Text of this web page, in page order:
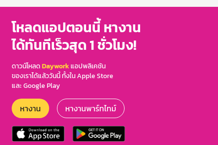
โหลดแอปตอนนี้ หางาน
ได้ทันทีเร็วสุด 1 ชั่วโมง!
ดาวน์โหลดDayworkแอปพลิเคชัน
ของเราได้แล้ววันนี้ ทั้งใน Apple Store
และ Google Play
หางาน หางานพาร์ทไทม์